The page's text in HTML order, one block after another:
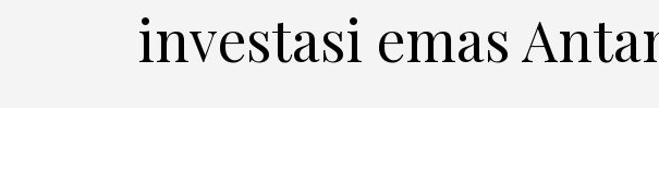
investasi emas